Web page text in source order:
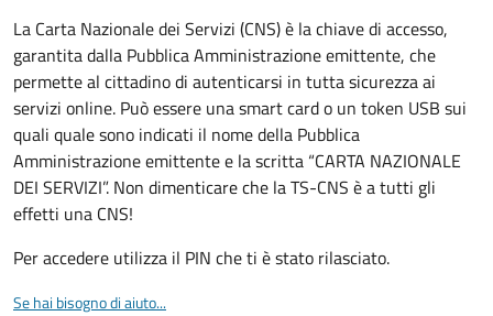
La Carta Nazionale dei Servizi (CNS) è la chiave di accesso,
garantita dalla Pubblica Amministrazione emittente, che
permette al cittadino di autenticarsi in tutta sicurezza ai
servizi online. Può essere una smart card o un token USB sui
quali quale sono indicati il nome della Pubblica
Amministrazione emittente e la scritta “CARTA NAZIONALE
DEI SERVIZI”. Non dimenticare che la TS-CNS è a tutti gli
effetti una CNS!
Per accedere utilizza il PIN che ti è stato rilasciato.
Se hai bisogno di aiuto...